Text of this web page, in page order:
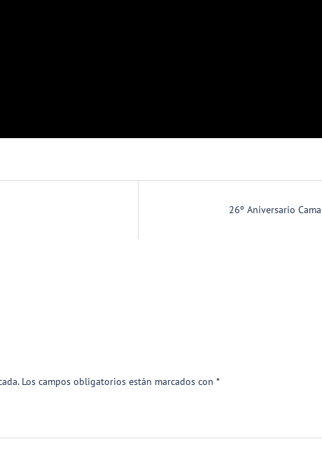
26º Aniversario
Los campos obligatorios están marcados con *